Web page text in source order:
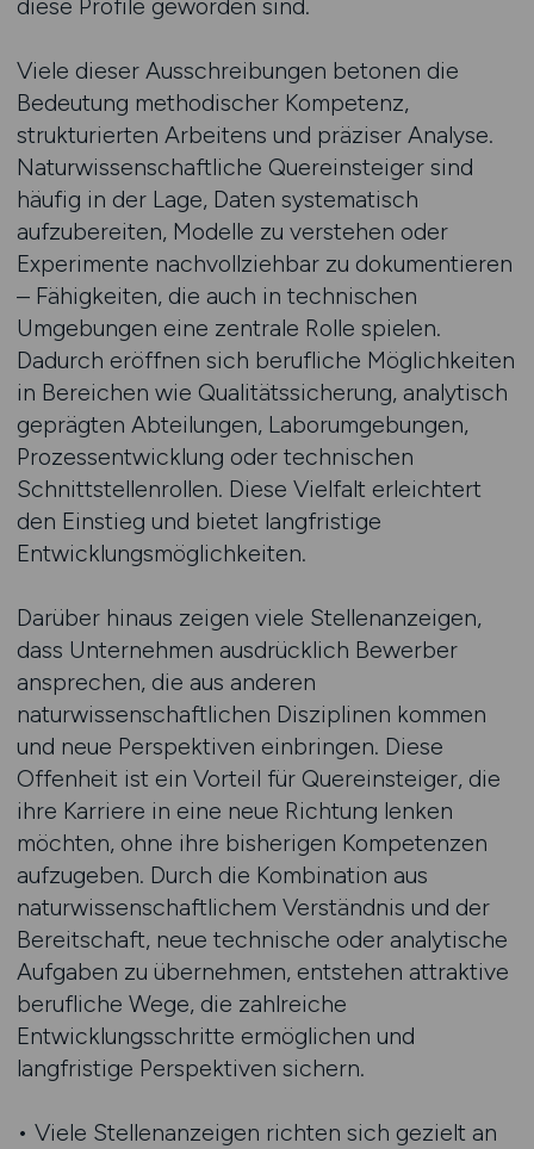
diese Profile geworden sind.
Viele dieser Ausschreibungen betonen die
Bedeutung methodischer Kompetenz,
strukturierten Arbeitens und präziser Analyse.
Naturwissenschaftliche Quereinsteiger sind
häufig in der Lage, Daten systematisch
aufzubereiten, Modelle zu verstehen oder
Experimente nachvollziehbar zu dokumentieren
– Fähigkeiten, die auch in technischen
Umgebungen eine zentrale Rolle spielen.
Dadurch eröffnen sich berufliche Möglichkeiten
in Bereichen wie Qualitätssicherung, analytisch
geprägten Abteilungen, Laborumgebungen,
Prozessentwicklung oder technischen
Schnittstellenrollen. Diese Vielfalt erleichtert
den Einstieg und bietet langfristige
Entwicklungsmöglichkeiten.
Darüber hinaus zeigen viele Stellenanzeigen,
dass Unternehmen ausdrücklich Bewerber
ansprechen, die aus anderen
naturwissenschaftlichen Disziplinen kommen
und neue Perspektiven einbringen. Diese
Offenheit ist ein Vorteil für Quereinsteiger, die
ihre Karriere in eine neue Richtung lenken
möchten, ohne ihre bisherigen Kompetenzen
aufzugeben. Durch die Kombination aus
naturwissenschaftlichem Verständnis und der
Bereitschaft, neue technische oder analytische
Aufgaben zu übernehmen, entstehen attraktive
berufliche Wege, die zahlreiche
Entwicklungsschritte ermöglichen und
langfristige Perspektiven sichern.
• Viele Stellenanzeigen richten sich gezielt an